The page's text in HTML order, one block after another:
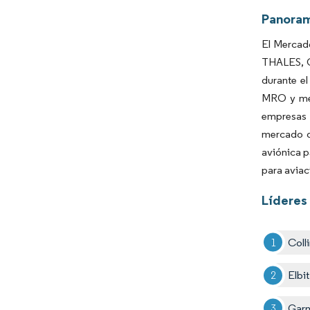
El
THALES,
durante
MRO y
mercado
aviónica
para
Líderes